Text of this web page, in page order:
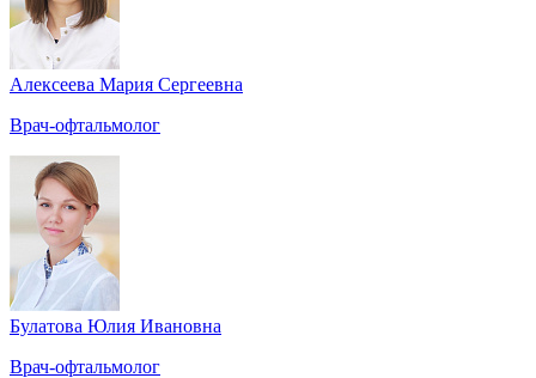
Алексеева Мария Сергеевна
Врач-офтальмолог
Булатова Юлия Ивановна
Врач-офтальмолог